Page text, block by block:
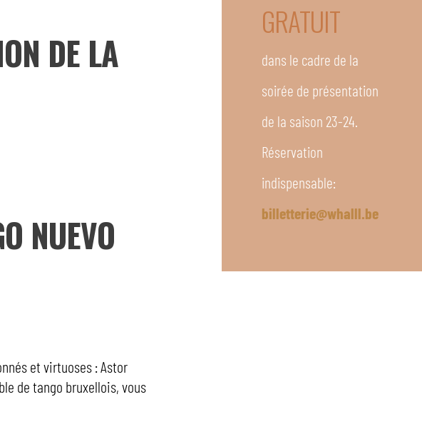
DE LA
NUEVO
et virtuoses : Astor
de tango bruxellois, vous
GRATUIT
dans le cadre de la
soirée de présentation
de la saison 23-24.
Réservation
indispensable:
billetterie@whalll.be